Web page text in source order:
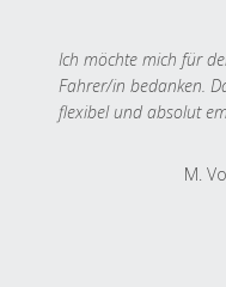
Ich möchte mich für
Fahrer/in bedanken.
flexibel und absolut
M.